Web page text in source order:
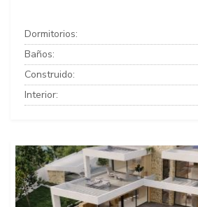
Dormitorios:
Baños:
Construido:
Interior: